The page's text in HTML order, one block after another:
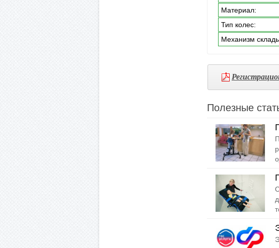
Материал:
Тип колес:
Механизм
Полезные